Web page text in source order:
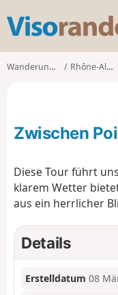
Wanderungen Rhône-Alpes
Zwischen
Diese Tour führt
klarem Wetter
aus ein herrlicher
Details
Erstelldatum 08